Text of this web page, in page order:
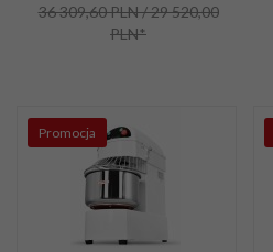
36 309,60 PLN / 29 520,00
PLN*
Promocja